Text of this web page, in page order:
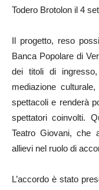
Todero Brotolon il 4
Il progetto, reso
Banca Popolare di
dei titoli di
mediazione
spettacoli e renderà
spettatori coinvolti.
Teatro Giovani, che
allievi nel ruolo di
L’accordo è stato